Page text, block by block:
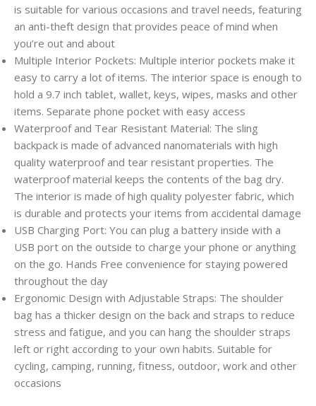
is suitable for various occasions and travel needs, featuring
an anti-theft design that provides peace of mind when
you’re out and about
Multiple Interior Pockets: Multiple interior pockets make it
easy to carry a lot of items. The interior space is enough to
hold a 9.7 inch tablet, wallet, keys, wipes, masks and other
items. Separate phone pocket with easy access
Waterproof and Tear Resistant Material: The sling
backpack is made of advanced nanomaterials with high
quality waterproof and tear resistant properties. The
waterproof material keeps the contents of the bag dry.
The interior is made of high quality polyester fabric, which
is durable and protects your items from accidental damage
USB Charging Port: You can plug a battery inside with a
USB port on the outside to charge your phone or anything
on the go. Hands Free convenience for staying powered
throughout the day
Ergonomic Design with Adjustable Straps: The shoulder
bag has a thicker design on the back and straps to reduce
stress and fatigue, and you can hang the shoulder straps
left or right according to your own habits. Suitable for
cycling, camping, running, fitness, outdoor, work and other
occasions